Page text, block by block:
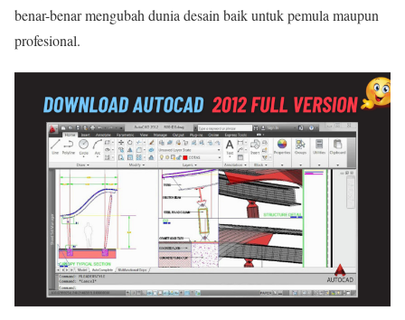
benar-benar mengubah dunia desain baik untuk pemula maupun
profesional.